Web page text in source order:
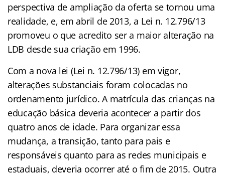
perspectiva de ampliação da oferta se tornou uma
realidade, e, em abril de 2013, a Lei n. 12.796/13
promoveu o que acredito ser a maior alteração na
LDB desde sua criação em 1996.
Com a nova lei (Lei n. 12.796/13) em vigor,
alterações substanciais foram colocadas no
ordenamento jurídico. A matrícula das crianças na
educação básica deveria acontecer a partir dos
quatro anos de idade. Para organizar essa
mudança, a transição, tanto para pais e
responsáveis quanto para as redes municipais e
estaduais, deveria ocorrer até o fim de 2015. Outra